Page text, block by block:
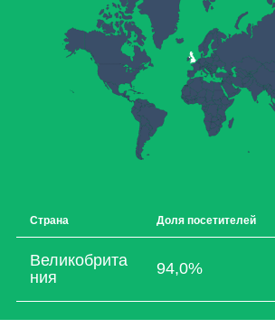
Страна Доля посетителей
Великобрита
ния
94,0%